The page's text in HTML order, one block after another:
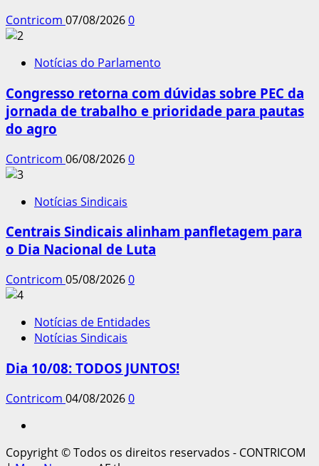
Contricom 07/08/20260
Notícias do Parlamento
Congresso retorna com dúvidas sobre PEC da
jornada de trabalho e prioridade para pautas
do agro
Contricom 06/08/20260
Notícias Sindicais
Centrais Sindicais alinham panfletagem para
o Dia Nacional de Luta
Contricom 05/08/20260
Notícias de Entidades
Notícias Sindicais
Dia 10/08: TODOS JUNTOS!
Contricom 04/08/20260
Copyright © Todos os direitos reservados - CONTRICOM